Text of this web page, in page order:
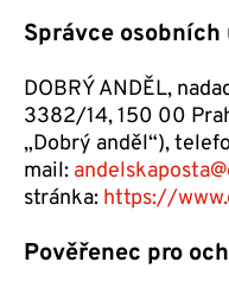
Správce osobních
DOBRÝ ANDĚL,
3382/14, 150 00
„Dobrý anděl“),
mail:
stránka: https://
Pověřenec pro